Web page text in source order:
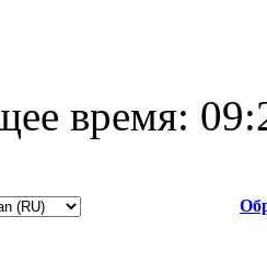
время: